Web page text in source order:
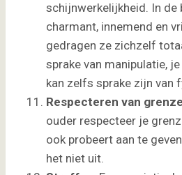
schijnwerkelijkheid. In de
charmant, innemend en
gedragen ze zichzelf
sprake van manipulatie,
kan zelfs sprake zijn van
Respecteren van
ouder respecteer je
ook probeert aan te
het niet uit.